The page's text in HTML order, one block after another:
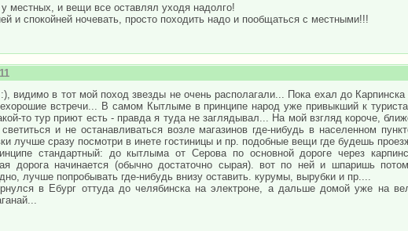
местных, и вещи все оставлял уходя надолго!
и спокойней ночевать, просто походить надо и пообщаться с местными!!!
видимо в тот мой поход звезды не очень располагали... Пока ехал до
встречи... В самом Кытлыме в принципе народ уже привыкший к
то тур приют есть - правда я туда не заглядывал... На мой взгляд короче,
и не останавливаться возле магазинов где-нибудь в населенном
лучше сразу посмотри в инете гостиницы и пр. подобные вещи где будешь
стандартный: до кытлыма от Серова по основной дороге через
дорога начинается (обычно достаточно сырая). вот по ней и шпаришь
лучше попробывать где-нибудь внизу оставить. курумы, вырубки и пр....
в Ебург оттуда до челябинска на электроне, а дальше домой уже на